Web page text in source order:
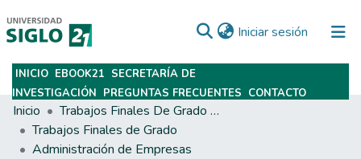
Iniciar sesión (current)
Subir
INICIO EBOOK21 SECRETARÍA DE
INVESTIGACIÓN PREGUNTAS FRECUENTES CONTACTO
Inicio
Trabajos Finales De Grado Y Posgrado
Trabajos Finales de Grado
Administración de Empresas